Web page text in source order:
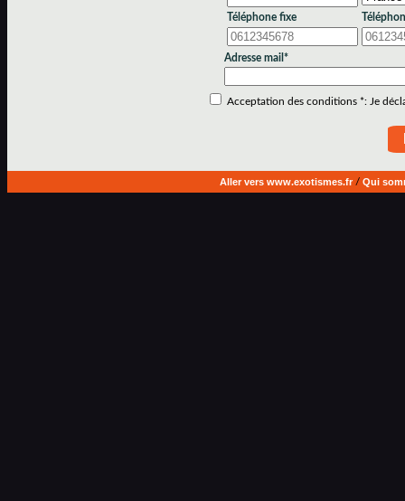
Téléphone fixe
Adresse mail*
Acceptation des conditions *: Je
Aller vers www.exotismes.fr/ Qui